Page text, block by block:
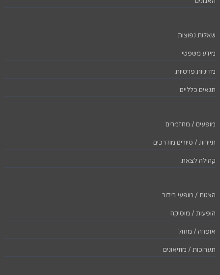
שאלות נפוצות
מידע משפטי
מדיניות פרטיות
תנאים כלליים
מופעים / מחזמרים
תיירות / סיורים מודרכים
קהילה לצאת
הצגות / מופעי בידור
הופעות / מוסיקה
אופרה / מחול
תערוכות / מוזיאונים